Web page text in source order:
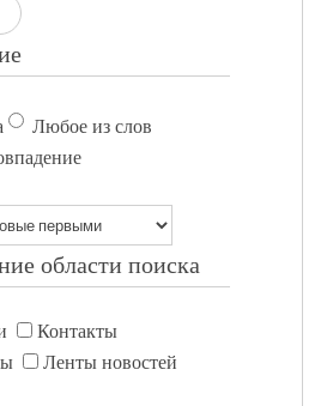
Любое из слов
области поиска
Контакты
Ленты новостей